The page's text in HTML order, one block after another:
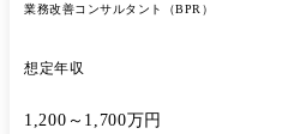
業務改善コンサルタント（BPR）
想定年収
1,200～1,700万円